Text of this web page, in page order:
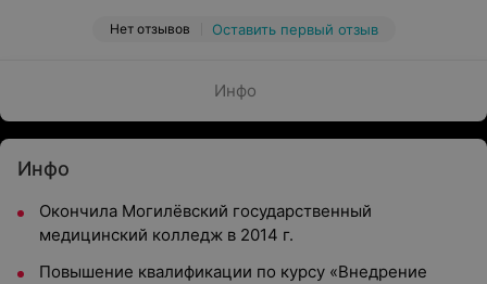
Нет отзывов Оставить первый отзыв
Инфо
Инфо
Окончила Могилёвский государственный
медицинский колледж в 2014 г.
Повышение квалификации по курсу «Внедрение